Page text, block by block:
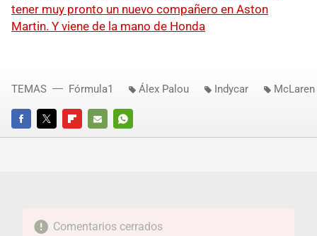
tener muy pronto un nuevo compañero en Aston
Martin. Y viene de la mano de Honda
FACEBOOKTWITTERFLIPBOARD
E-
WHATSAPP
TEMAS Fórmula1 Álex Palou Indycar McLaren
Comentarios cerrados